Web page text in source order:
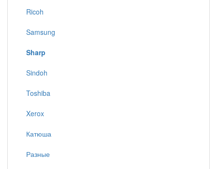
Ricoh
Samsung
Sharp
Sindoh
Toshiba
Xerox
Катюша
Разные